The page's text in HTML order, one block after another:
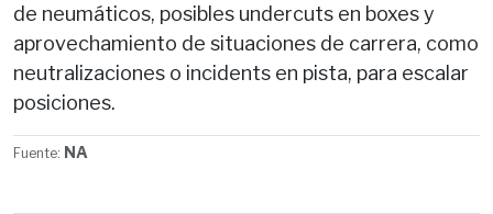
de neumáticos, posibles undercuts en boxes y
aprovechamiento de situaciones de carrera, como
neutralizaciones o incidents en pista, para escalar
posiciones.
Fuente: NA